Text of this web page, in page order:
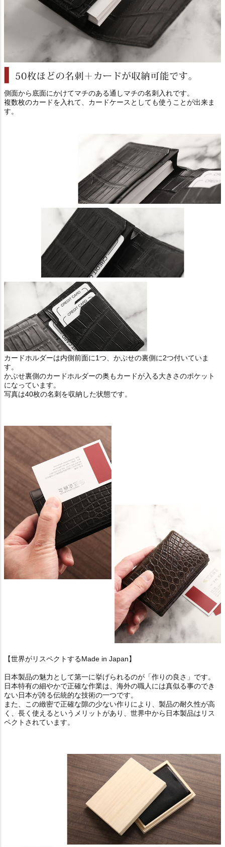
側面から底面にかけてマチのある通しマチの名刺入れです。
複数枚のカードを入れて、カードケースとしても使うことが出来ま
す。
カードホルダーは内側前面に1つ、かぶせの裏側に2つ付いていま
す。
かぶせ裏側のカードホルダーの奥もカードが入る大きさのポケット
になっています。
写真は40枚の名刺を収納した状態です。
【世界がリスペクトするMade in Japan】
日本製品の魅力として第一に挙げられるのが「作りの良さ」です。
日本特有の細やかで正確な作業は、海外の職人には真似る事のでき
ない日本が誇る伝統的な技術の一つです。
また、この緻密で正確な隙の少ない作りにより、製品の耐久性が高
く、長く使えるというメリットがあり、世界中から日本製品はリス
ペクトされています。